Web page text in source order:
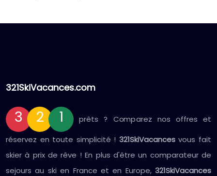
321SkiVacances.com
3 2 1
prêts ? Comparez nos offres et
réservez en toute simplicité ! 321SkiVacancesvous fait
skier à prix de rêve ! En plus d'être un comparateur de
sejours au ski en France et en Europe, 321SkiVacances